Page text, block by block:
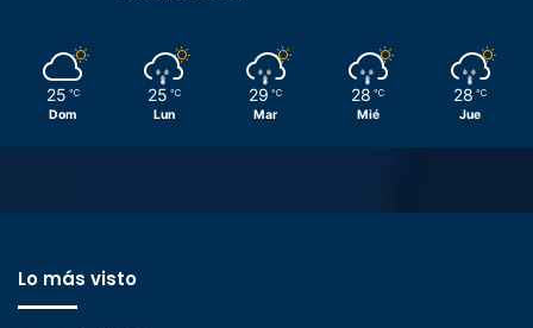
25 ℃
Dom
25 ℃
Lun
29 ℃
Mar
28 ℃
Mié
28 ℃
Jue
Lo más visto